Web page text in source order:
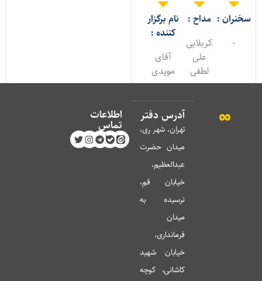
: مداح :
کربلایی
لطفی
نام برگزار
کننده :
آقای
مویدی
آدرس دفتر
تهران، شهر ری،
میدان حضرت
عبدالعظیم،
خیابان قم،
نرسیده به
میدان
فرمانداری،
خیابان شهید
کاشانی، کوچه
اطلاعات
تماس